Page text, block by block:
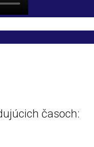
časoch: